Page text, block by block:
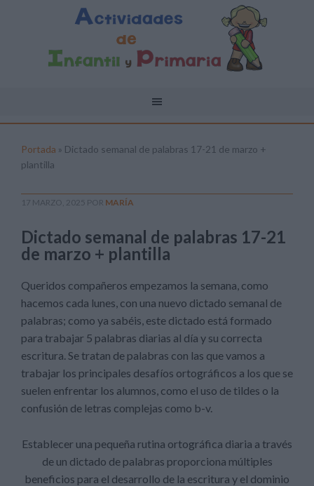
Portada » Dictado semanal de palabras 17-21 de marzo +
plantilla
17 MARZO, 2025 POR MARÍA
Dictado semanal de palabras 17-21
de marzo + plantilla
Queridos compañeros empezamos la semana, como
hacemos cada lunes, con una nuevo dictado semanal de
palabras; como ya sabéis, este dictado está formado
para trabajar 5 palabras diarias al día y su correcta
escritura. Se tratan de palabras con las que vamos a
trabajar los principales desafíos ortográficos a los que se
suelen enfrentar los alumnos, como el uso de tildes o la
confusión de letras complejas como b-v.
Establecer una pequeña rutina ortográfica diaria a través
de un dictado de palabras proporciona múltiples
beneficios para el desarrollo de la escritura y el dominio